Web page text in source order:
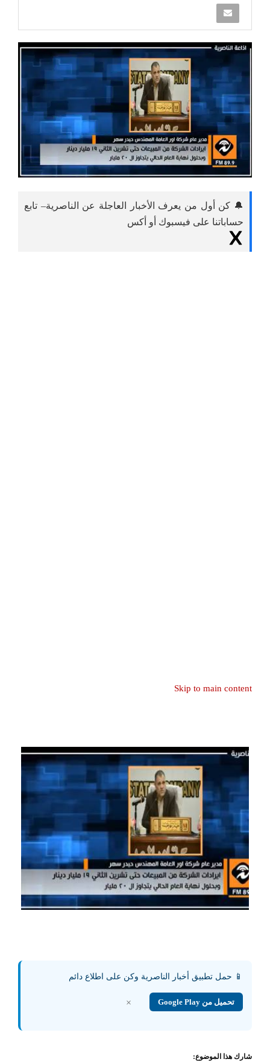
🔔 كن أول من يعرف الأخبار العاجلة عن الناصرية– تابع
حساباتنا على فيسبوك أو أكس
Skip to main content
📱 حمل تطبيق أخبار الناصرية وكن على اطلاع دائم
تحميل من Google Play ×
شارك هذا الموضوع: